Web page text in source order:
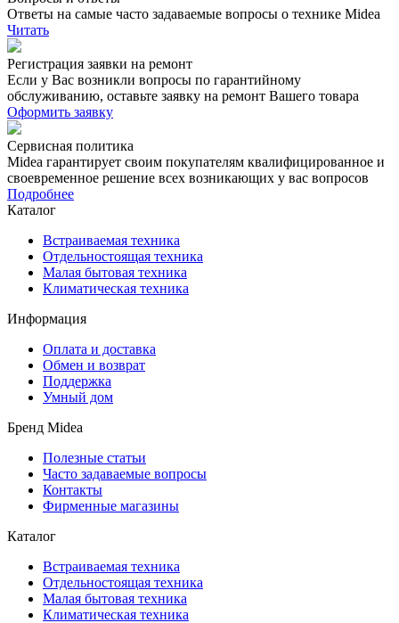
Ответы на самые часто задаваемые вопросы о технике Midea
Читать
Регистрация заявки на ремонт
Если у Вас возникли вопросы по гарантийному
обслуживанию, оставьте заявку на ремонт Вашего товара
Оформить заявку
Сервисная политика
Midea гарантирует своим покупателям квалифицированное и
своевременное решение всех возникающих у вас вопросов
Подробнее
Каталог
Встраиваемая техника
Отдельностоящая техника
Малая бытовая техника
Климатическая техника
Информация
Оплата и доставка
Обмен и возврат
Поддержка
Умный дом
Бренд Midea
Полезные статьи
Часто задаваемые вопросы
Контакты
Фирменные магазины
Каталог
Встраиваемая техника
Отдельностоящая техника
Малая бытовая техника
Климатическая техника